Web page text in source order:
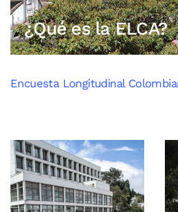
¿Qué es la ELCA?
Encuesta Longitudinal